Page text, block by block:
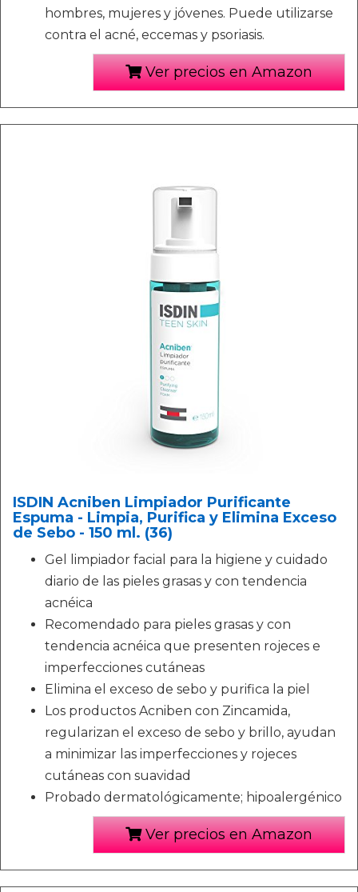
hombres, mujeres y jóvenes. Puede utilizarse
contra el acné, eccemas y psoriasis.
Ver precios en Amazon
ISDIN Acniben Limpiador Purificante
Espuma - Limpia, Purifica y Elimina Exceso
de Sebo - 150 ml. (36)
Gel limpiador facial para la higiene y cuidado
diario de las pieles grasas y con tendencia
acnéica
Recomendado para pieles grasas y con
tendencia acnéica que presenten rojeces e
imperfecciones cutáneas
Elimina el exceso de sebo y purifica la piel
Los productos Acniben con Zincamida,
regularizan el exceso de sebo y brillo, ayudan
a minimizar las imperfecciones y rojeces
cutáneas con suavidad
Probado dermatológicamente; hipoalergénico
Ver precios en Amazon